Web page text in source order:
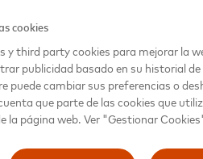
les permitirá a los jugadores
y grandeza deportiva.
realizada a 13,000 personas en
cookies
y third party cookies para mejorar la
publicidad basado en su historial
puede cambiar sus preferencias o
que parte de las cookies que
la página web. Ver "Gestionar